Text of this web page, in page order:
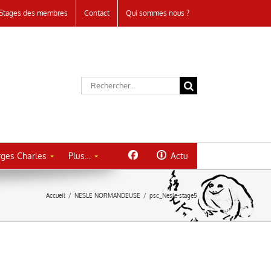
des membres Contact Qui sommes nous ?
Rechercher:
Charles Plus… Actu
Accueil / NESLE NORMANDEUSE / psc_Nesle-stage5